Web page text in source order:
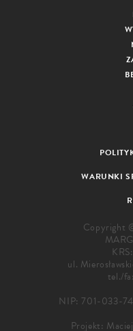
WARUNKI
Copyright
ul.
tel./
NIP: 701-033-
Projekt: